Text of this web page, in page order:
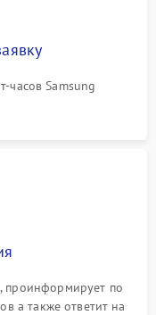
часов Samsung
проинформирует по
а также ответит на